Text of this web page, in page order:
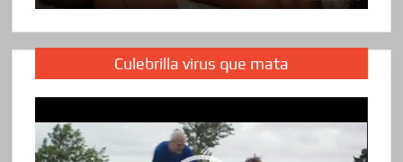
Culebrilla virus que mata
de
vídeo